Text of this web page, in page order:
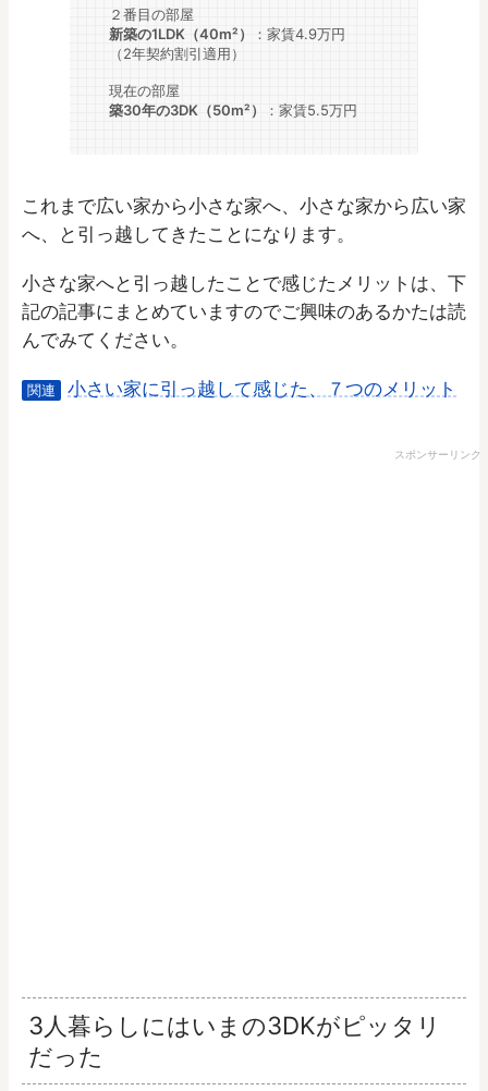
２番目の部屋
新築の1LDK（40m²）
：家賃4.9万円
（2年契約割引適用）
現在の部屋
築30年の3DK（50m²）
：家賃5.5万円
これまで広い家から小さな家へ、小さな家から広い家
へ、と引っ越してきたことになります。
小さな家へと引っ越したことで感じたメリットは、下
記の記事にまとめていますのでご興味のあるかたは読
んでみてください。
関連 小さい家に引っ越して感じた、７つのメリット
スポンサーリンク
3人暮らしにはいまの3DKがピッタリ
だった